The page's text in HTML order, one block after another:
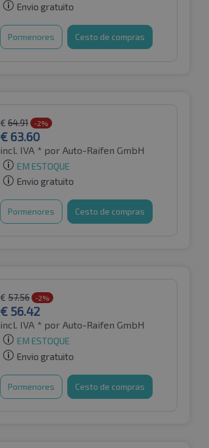
Envio gratuito
Pormenores Cesto de compras
€ 64.91 -2%
€ 63.60
incl. IVA * por Auto-Raifen GmbH
EM ESTOQUE
Envio gratuito
Pormenores Cesto de compras
€ 57.56 -2%
€ 56.42
incl. IVA * por Auto-Raifen GmbH
EM ESTOQUE
Envio gratuito
Pormenores Cesto de compras